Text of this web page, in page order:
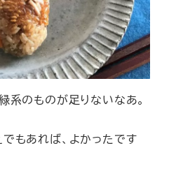
系のものが足りないなあ。
もあれば、よかったです